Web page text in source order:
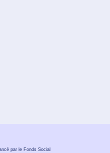
par le Fonds Social